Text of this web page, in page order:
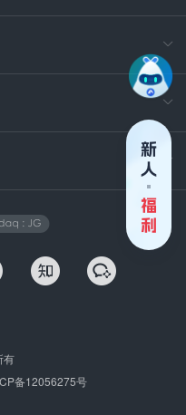
有
备12056275号
技
安
企